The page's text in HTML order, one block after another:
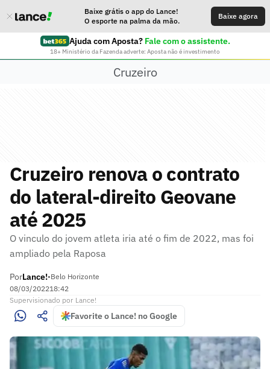
Baixe grátis o app do Lance!
O esporte na palma da mão.
Baixe agora
Ajuda com Aposta? Fale com o assistente.
18+ Ministério da Fazenda adverte: Aposta não é investimento
Cruzeiro
Cruzeiro renova o contrato
do lateral-direito Geovane
até 2025
O vinculo do jovem atleta iria até o fim de 2022, mas foi
ampliado pela Raposa
PorLance!•Belo Horizonte
08/03/202218:42
Supervisionado por Lance!
Favorite o Lance! no Google